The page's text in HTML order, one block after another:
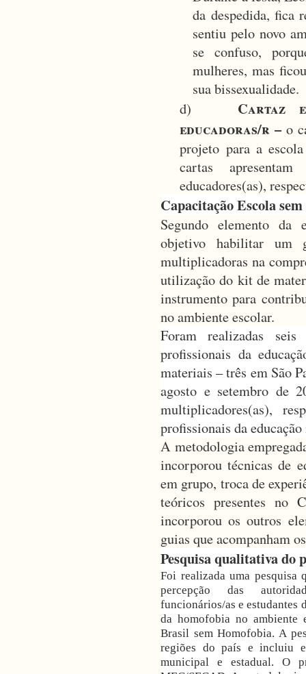
da despedida, fica
sentiu pelo novo
se confuso,
mulheres, mas
sua bissexualidade.
d) Cartaz
educadoras/r –o
projeto para a
cartas
educadores(as),
Capacitação Escola
Segundo elemento da
objetivo habilitar um
multiplicadoras na
utilização do kit de
instrumento para
no ambiente escolar.
Foram realizadas
profissionais da
materiais – três em São
agosto e setembro de
multiplicadores(as),
profissionais da
A metodologia
incorporou técnicas de
em grupo, troca de
teóricos presentes no
incorporou os outros
guias que acompanham os
Pesquisa qualitativa do
Foi realizada uma
percepção das
funcionários/as e estudantes
da homofobia no ambiente
Brasil sem Homofobia. A
regiões do país e incluiu
municipal e estadual. O